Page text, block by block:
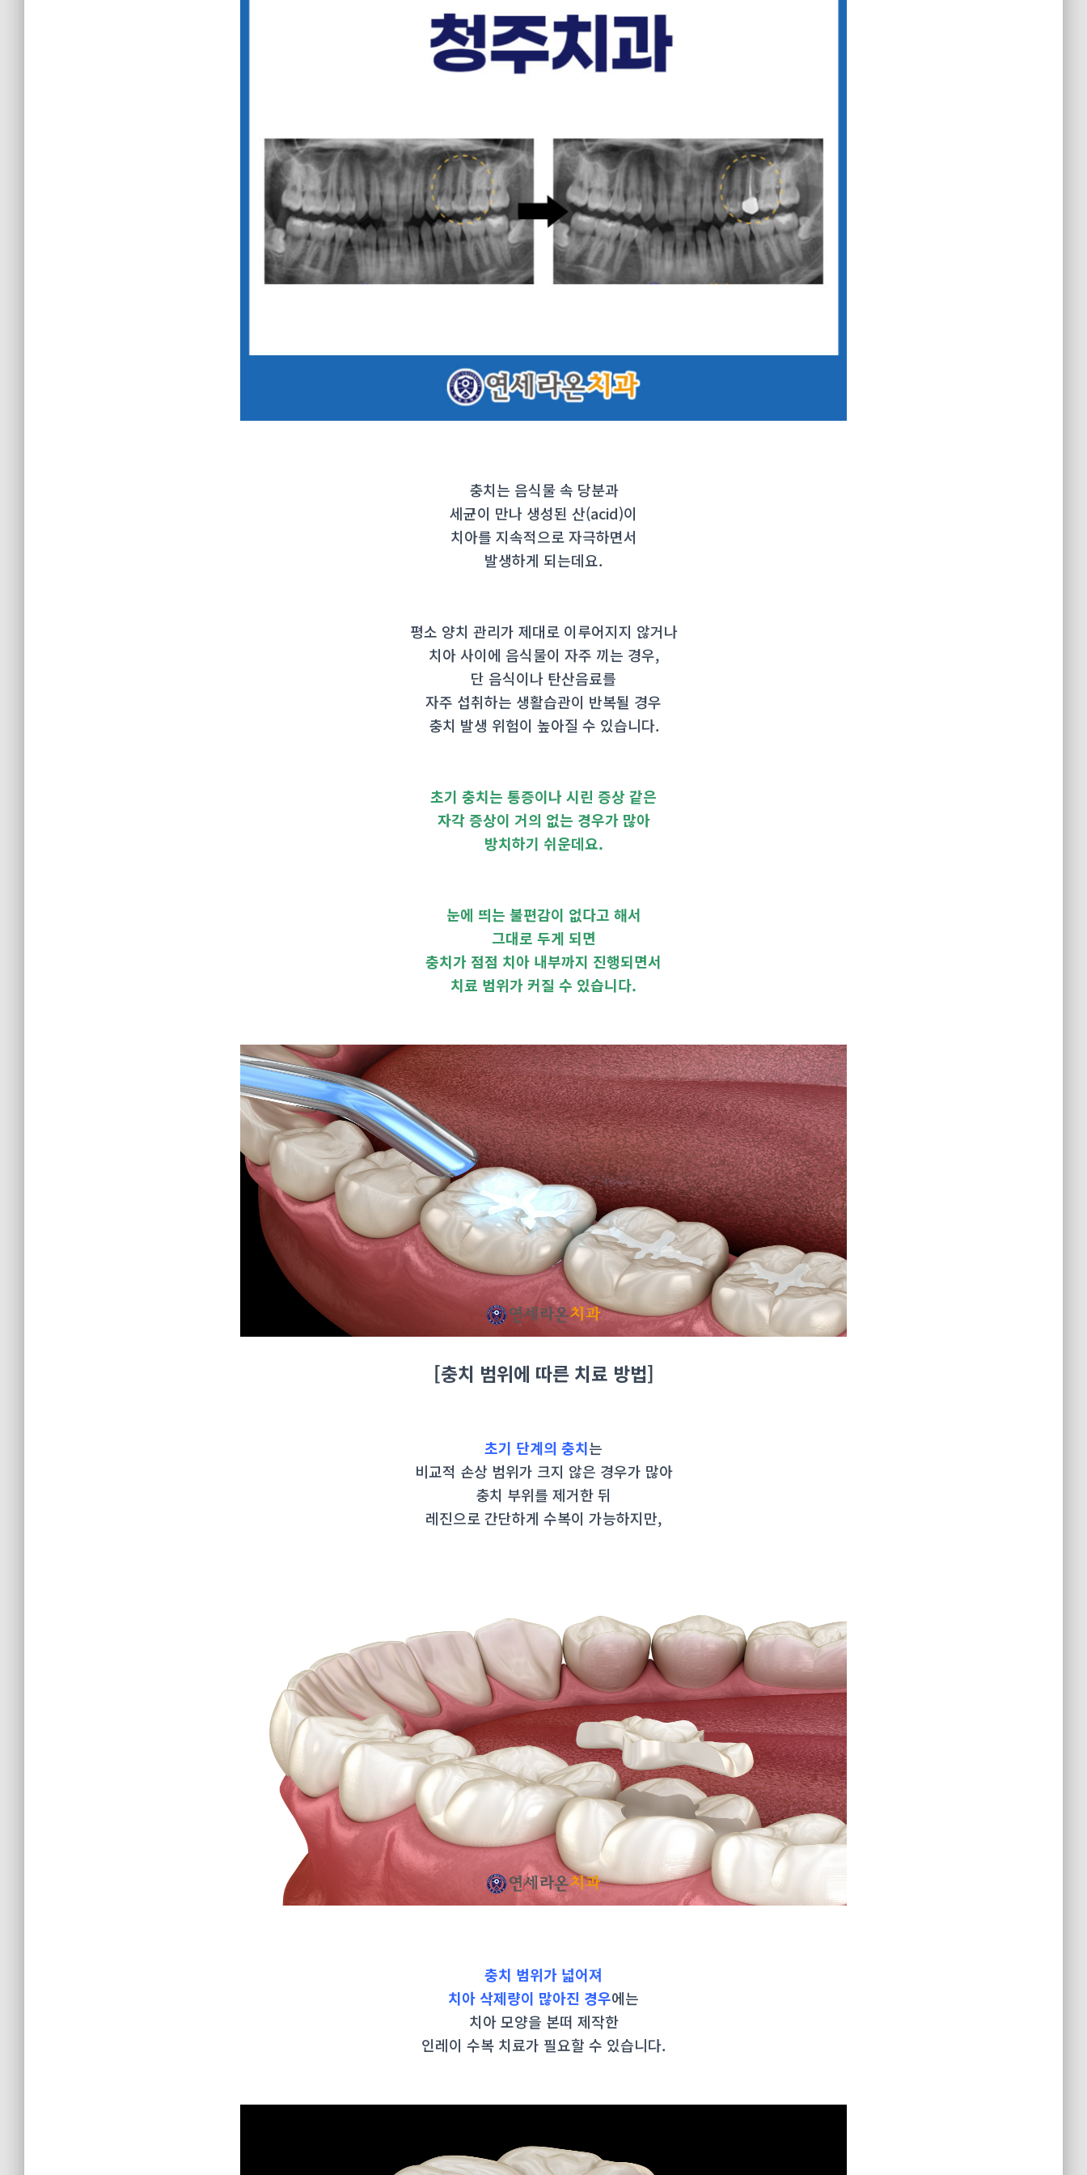
충치는 음식물 속 당분과
세균이 만나 생성된 산(acid)이
치아를 지속적으로 자극하면서
발생하게 되는데요.
평소 양치 관리가 제대로 이루어지지 않거나
치아 사이에 음식물이 자주 끼는 경우,
단 음식이나 탄산음료를
자주 섭취하는 생활습관이 반복될 경우
충치 발생 위험이 높아질 수 있습니다.
초기 충치는 통증이나 시린 증상 같은
자각 증상이 거의 없는 경우가 많아
방치하기 쉬운데요.
눈에 띄는 불편감이 없다고 해서
그대로 두게 되면
충치가 점점 치아 내부까지 진행되면서
치료 범위가 커질 수 있습니다.
[충치 범위에 따른 치료 방법]
초기 단계의 충치는
비교적 손상 범위가 크지 않은 경우가 많아
충치 부위를 제거한 뒤
레진으로 간단하게 수복이 가능하지만,
충치 범위가 넓어져
치아 삭제량이 많아진 경우에는
치아 모양을 본떠 제작한
인레이 수복 치료가 필요할 수 있습니다.